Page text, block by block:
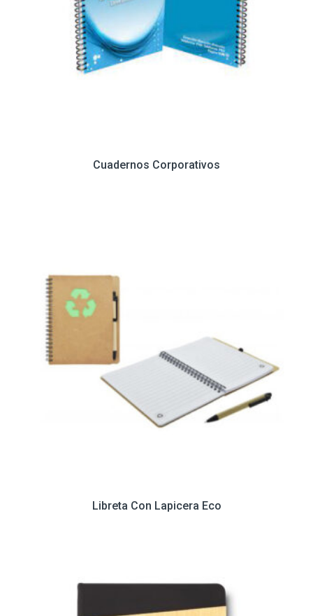
Cuadernos Corporativos
Libreta Con Lapicera Eco